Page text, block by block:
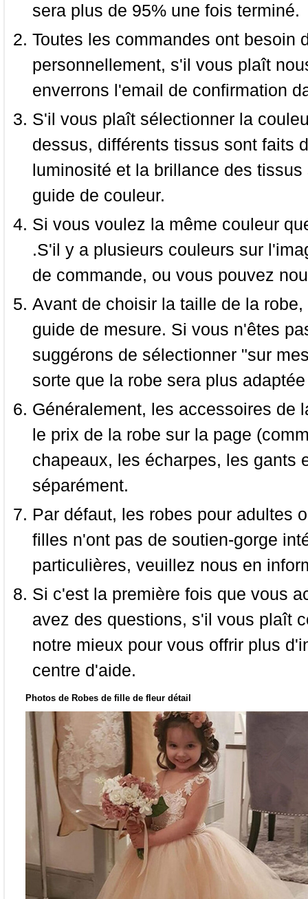
sera plus de 95% une fois terminé.
Toutes les commandes ont besoin
personnellement, s'il vous plaît
enverrons l'email de confirmation
S'il vous plaît sélectionner la
dessus, différents tissus sont faits
luminosité et la brillance des
guide de couleur.
Si vous voulez la même couleur
.S'il y a plusieurs couleurs sur
de commande, ou vous pouvez
Avant de choisir la taille de la
guide de mesure. Si vous n'êtes
suggérons de sélectionner "sur
sorte que la robe sera plus
Généralement, les accessoires de
le prix de la robe sur la page
chapeaux, les écharpes, les gants
séparément.
Par défaut, les robes pour adultes
filles n'ont pas de soutien-gorge
particulières, veuillez nous en
Si c'est la première fois que vous
avez des questions, s'il vous plaît
notre mieux pour vous offrir plus
centre d'aide.
Photos de Robes de fille de fleur détail